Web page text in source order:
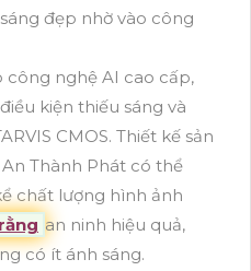
đẹp nhờ vào công
nghệ AI cao cấp,
kiện thiếu sáng và
CMOS. Thiết kế sản
Thành Phát có thể
chất lượng hình ảnh
an ninh hiệu quả,
có ít ánh sáng.